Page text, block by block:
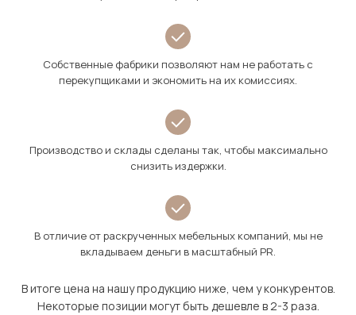
Собственные фабрики позволяют нам не работать с
перекупщиками и экономить на их комиссиях.
Производство и склады сделаны так, чтобы максимально
снизить издержки.
В отличие от раскрученных мебельных компаний, мы не
вкладываем деньги в масштабный PR.
В итоге цена на нашу продукцию ниже, чем у конкурентов.
Некоторые позиции могут быть дешевле в 2-3 раза.